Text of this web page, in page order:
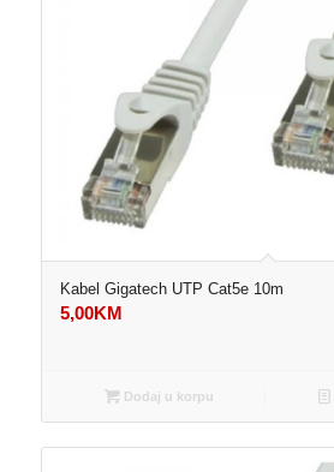
Kabel Gigatech UTP Cat5e 10m
5,00KM
Dodaj u korpu